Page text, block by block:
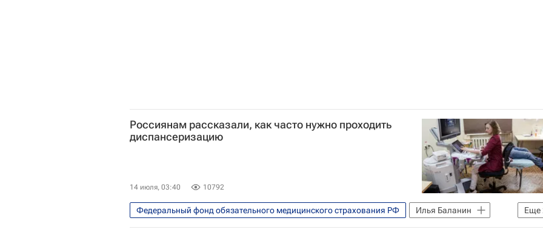
Россиянам рассказали, как часто нужно проходить
диспансеризацию
14 июля, 03:40 10792
Еще
Федеральный фонд обязательного медицинского страхования РФ
Илья Баланин
Здоровье - Общество
Россия